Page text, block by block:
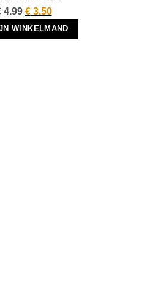
4.99 Oorspronkelijke
prijs
was:
€3.50Huidige
prijs
is:
WINKELMAND